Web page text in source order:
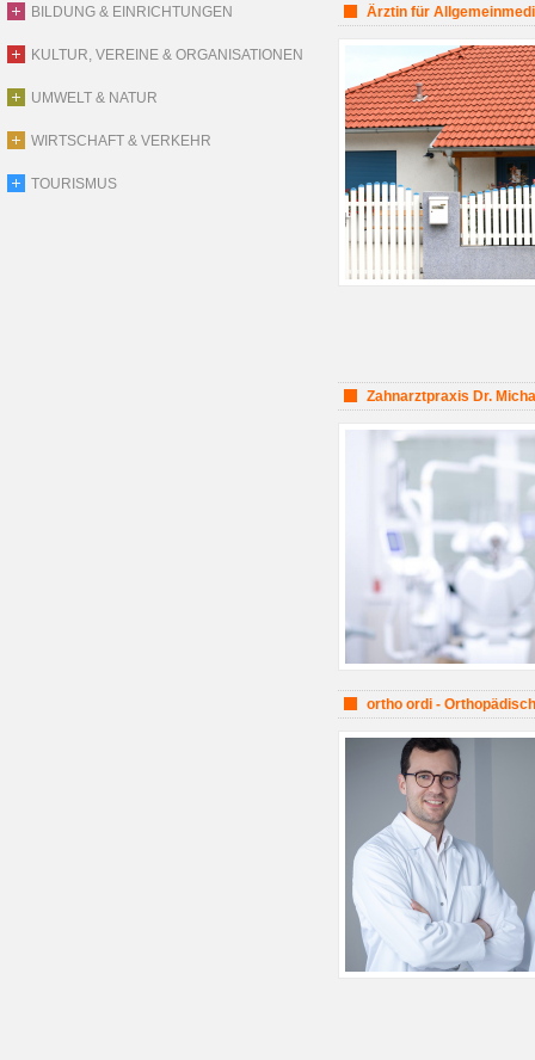
BILDUNG & EINRICHTUNGEN
KULTUR, VEREINE & ORGANISATIONEN
UMWELT & NATUR
WIRTSCHAFT & VERKEHR
TOURISMUS
Ärztin für
Zahnarztpraxis Dr.
ortho ordi -